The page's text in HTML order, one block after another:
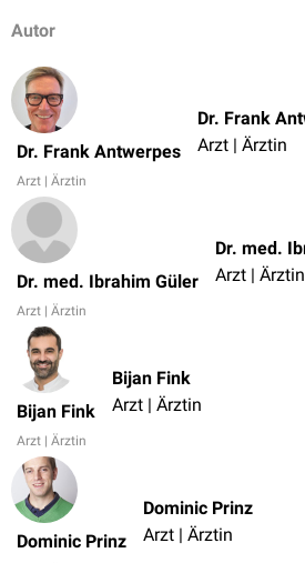
Autor
Dr. Frank Antwerpes
Arzt | Ärztin
Dr. Frank
Arzt | Ärztin
Dr. med. Ibrahim Güler
Arzt | Ärztin
Arzt | Ärztin
Bijan Fink
Arzt | Ärztin
Bijan Fink
Arzt | Ärztin
Dominic Prinz
Dominic Prinz
Arzt | Ärztin